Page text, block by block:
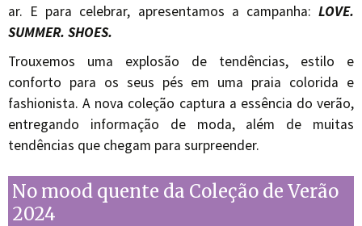
ar. E para celebrar, apresentamos a campanha: LOVE.
SUMMER. SHOES.
Trouxemos uma explosão de tendências, estilo e
conforto para os seus pés em uma praia colorida e
fashionista. A nova coleção captura a essência do verão,
entregando informação de moda, além de muitas
tendências que chegam para surpreender.
No mood quente da Coleção de Verão
2024